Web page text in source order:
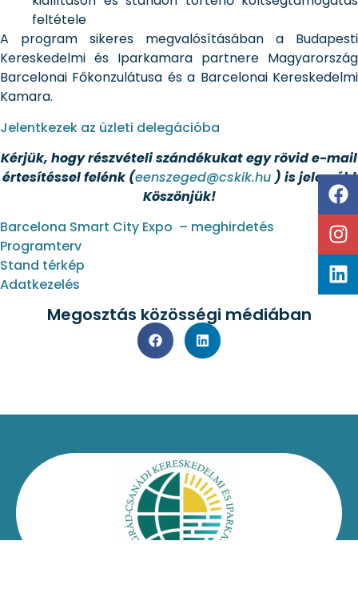
feltétele
A program sikeres megvalósításában a Budapesti
Kereskedelmi és Iparkamara partnere Magyarország
Barcelonai Főkonzulátusa és a Barcelonai Kereskedelmi
Kamara.
Jelentkezek az üzleti delegációba
Kérjük, hogy részvételi szándékukat egy rövid e-mail
értesítéssel felénk (eenszeged@cskik.hu ) is jelezzék!
Köszönjük!
Barcelona Smart City Expo – meghirdetés
Programterv
Stand térkép
Adatkezelés
Megosztás közösségi médiában